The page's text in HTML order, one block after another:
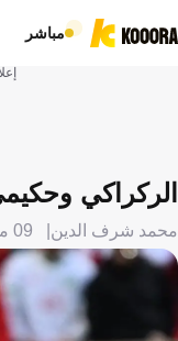
مباشر
الركراكي
محمد شرف الدين 09 مايو 2026